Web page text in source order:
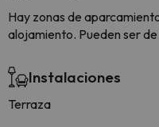
Hay zonas de
alojamiento. Pueden ser
Instalaciones
Terraza